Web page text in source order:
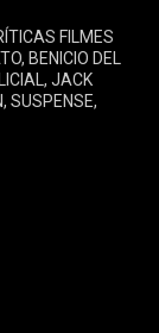
FILMES
, BENICIO DEL
, JACK
, SUSPENSE,